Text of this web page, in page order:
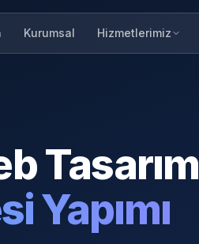
Kurumsal Hizmetlerimiz
Tasarım
Yapımı